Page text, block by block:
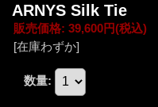
ARNYS Silk Tie
販売価格: 39,600円(税込)
[在庫わずか]
数量: